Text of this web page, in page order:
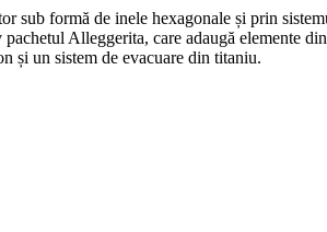
sub formă de inele hexagonale și prin
Alleggerita, care adaugă elemente
și un sistem de evacuare din titaniu.